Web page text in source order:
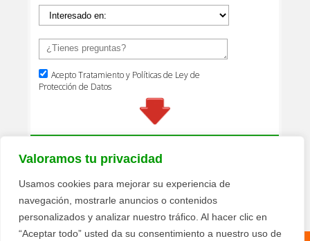
Valoramos tu privacidad
Usamos cookies para mejorar su experiencia de
navegación, mostrarle anuncios o contenidos
personalizados y analizar nuestro tráfico. Al hacer clic en
“Aceptar todo” usted da su consentimiento a nuestro uso de